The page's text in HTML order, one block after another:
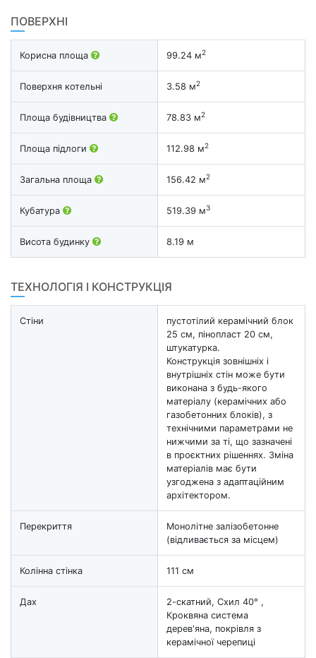
ПОВЕРХНІ
Корисна площа 99.24 м2
Поверхня котельні 3.58 м2
Площа будівництва 78.83 м2
Площа підлоги 112.98 м2
Загальна площа 156.42 м2
Кубатура 519.39 м3
Висота будинку 8.19 м
ТЕХНОЛОГІЯ І КОНСТРУКЦІЯ
Стіни
пустотілий керамічний блок
25 см, пінопласт 20 см,
штукатурка.
Конструкція зовнішніх і
внутрішніх стін може бути
виконана з будь-якого
матеріалу (керамічних або
газобетонних блоків), з
технічними параметрами не
нижчими за ті, що зазначені
в проєктних рішеннях. Зміна
матеріалів має бути
узгоджена з адаптаційним
архітектором.
Перекриття
Монолітне залізобетонне
(відливається за місцем)
Колінна стінка 111 см
Дах
2-скатний, Схил 40° ,
Кроквяна система
дерев'яна, покрівля з
керамічної черепиці